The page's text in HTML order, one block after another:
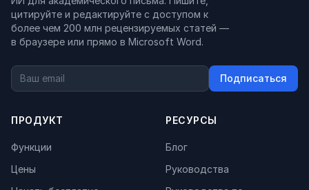
цитируйте и редактируйте с доступом к
более чем 200 млн рецензируемых статей —
в браузере или прямо в Microsoft Word.
Подписаться
ПРОДУКТ
Функции
Цены
РЕСУРСЫ
Блог
Руководства